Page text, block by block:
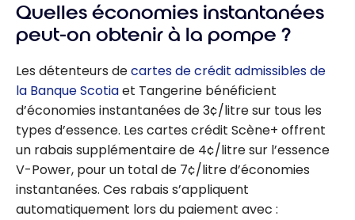
Quelles économies instantanées
peut-on obtenir à la pompe ?
Les détenteurs decartes de crédit admissibles de
la Banque Scotiaet Tangerine bénéficient
d’économies instantanées de 3¢/litre sur tous les
types d’essence. Les cartes crédit Scène+ offrent
un rabais supplémentaire de 4¢/litre sur l’essence
V-Power, pour un total de 7¢/litre d’économies
instantanées. Ces rabais s’appliquent
automatiquement lors du paiement avec :